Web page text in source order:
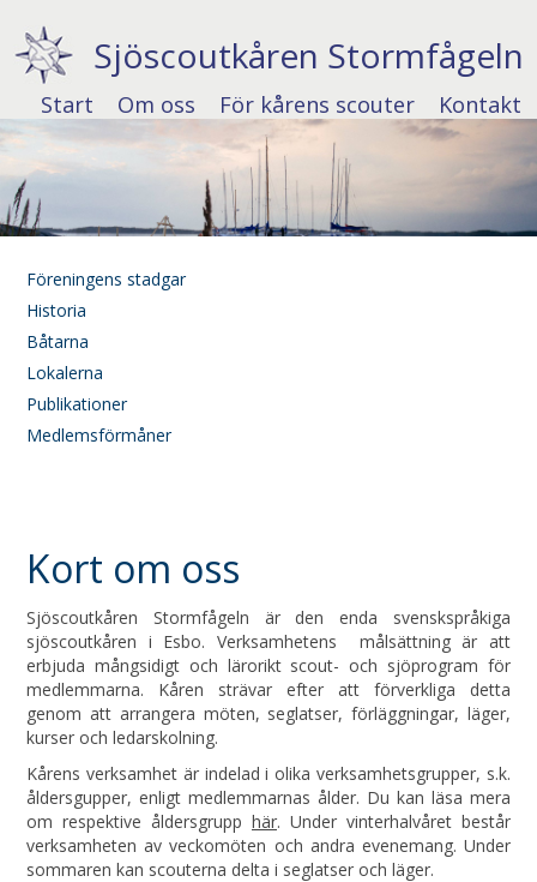
Sjöscoutkåren Stormfågeln
Start Om oss För kårens scouter Kontakt
Föreningens stadgar
Historia
Båtarna
Lokalerna
Publikationer
Medlemsförmåner
Kort om oss
Sjöscoutkåren Stormfågeln är den enda svenskspråkiga
sjöscoutkåren i Esbo. Verksamhetens målsättning är att
erbjuda mångsidigt och lärorikt scout- och sjöprogram för
medlemmarna. Kåren strävar efter att förverkliga detta
genom att arrangera möten, seglatser, förläggningar, läger,
kurser och ledarskolning.
Kårens verksamhet är indelad i olika verksamhetsgrupper, s.k.
åldersgupper, enligt medlemmarnas ålder. Du kan läsa mera
om respektive åldersgrupp här. Under vinterhalvåret består
verksamheten av veckomöten och andra evenemang. Under
sommaren kan scouterna delta i seglatser och läger.